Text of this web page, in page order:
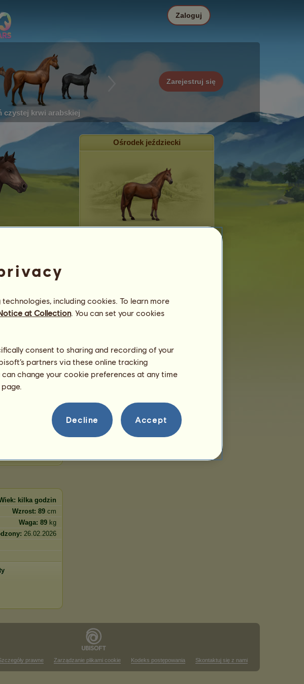
czystej krwi arabskiej
Zarejestruj się
Zaloguj
100 %
94%
Suma:
165.73
241.69
140.63
kilka godzin
Wzrost: 89 cm
Waga: 89 kg
26.02.2026
Ośrodek jeździecki
trenować w wieku 2 lata.
Rozmnażanie
prawne Zarządzanie plikami cookie Kodeks postępowania Skontaktuj się z nami
including cookies. To learn more
at Collection. You can set your cookies
consent to sharing and recording of your
partners via these online tracking
change your cookie preferences at any time
Decline Accept